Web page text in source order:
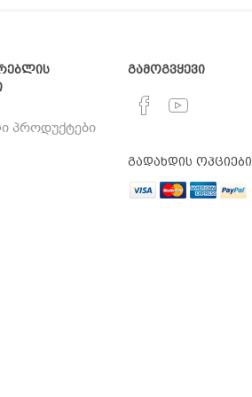
პროდუქტები
გამოგვყევი
გადახდის ოპციები